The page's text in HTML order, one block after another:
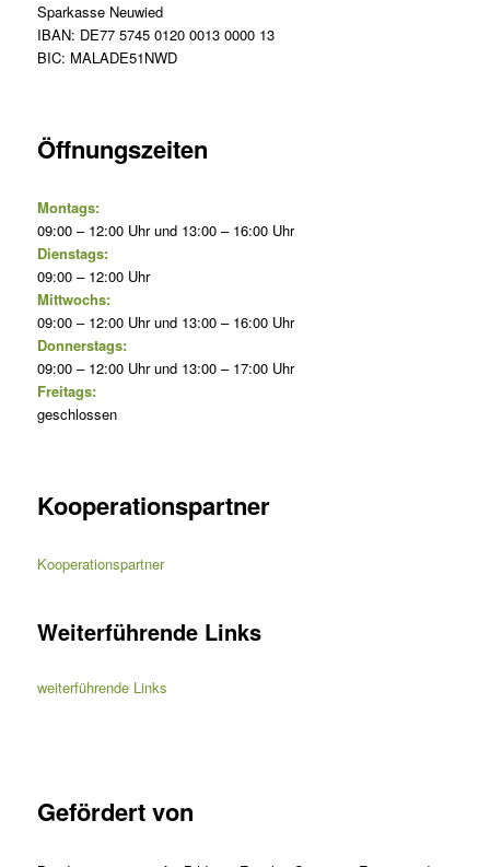
Sparkasse Neuwied
IBAN: DE77 5745 0120 0013 0000 13
BIC: MALADE51NWD
Öffnungszeiten
Montags:
09:00 – 12:00 Uhr und 13:00 – 16:00 Uhr
Dienstags:
09:00 – 12:00 Uhr
Mittwochs:
09:00 – 12:00 Uhr und 13:00 – 16:00 Uhr
Donnerstags:
09:00 – 12:00 Uhr und 13:00 – 17:00 Uhr
Freitags:
geschlossen
Kooperationspartner
Kooperationspartner
Weiterführende Links
weiterführende Links
Gefördert von